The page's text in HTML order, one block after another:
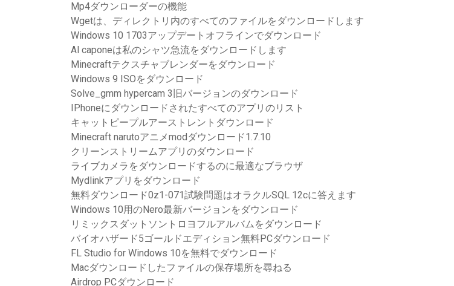
Mp4ダウンローダーの機能
Wgetは、ディレクトリ内のすべてのファイルをダウンロードします
Windows 10 1703アップデートオフラインでダウンロード
Al caponeは私のシャツ急流をダウンロードします
Minecraftテクスチャブレンダーをダウンロード
Windows 9 ISOをダウンロード
Solve_gmm hypercam 3旧バージョンのダウンロード
IPhoneにダウンロードされたすべてのアプリのリスト
キャットピープルアーストレントダウンロード
Minecraft narutoアニメmodダウンロード1.7.10
クリーンストリームアプリのダウンロード
ライブカメラをダウンロードするのに最適なブラウザ
Mydlinkアプリをダウンロード
無料ダウンロード0z1-071試験問題はオラクルSQL 12cに答えます
Windows 10用のNero最新バージョンをダウンロード
リミックスダットソントロヨフルアルバムをダウンロード
バイオハザード5ゴールドエディション無料PCダウンロード
FL Studio for Windows 10を無料でダウンロード
Macダウンロードしたファイルの保存場所を尋ねる
Airdrop PCダウンロード